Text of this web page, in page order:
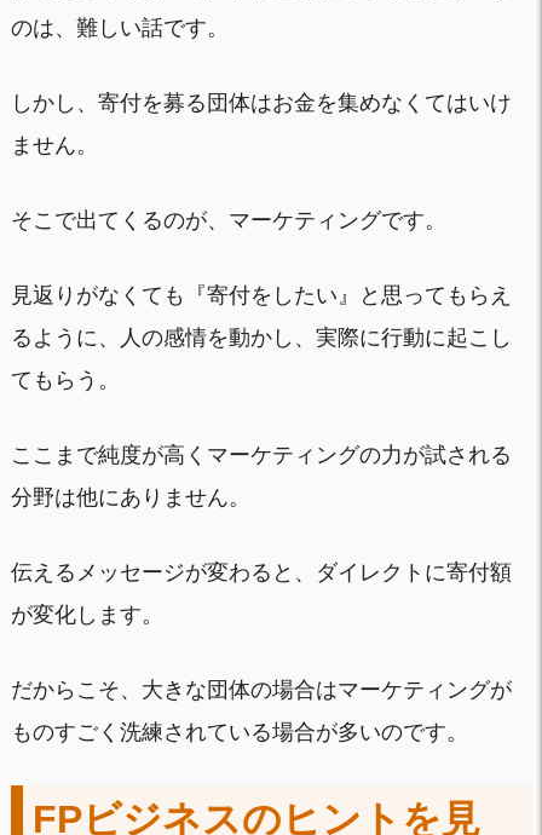
のは、難しい話です。
しかし、寄付を募る団体はお金を集めなくてはいけ
ません。
そこで出てくるのが、マーケティングです。
見返りがなくても『寄付をしたい』と思ってもらえ
るように、人の感情を動かし、実際に行動に起こし
てもらう。
ここまで純度が高くマーケティングの力が試される
分野は他にありません。
伝えるメッセージが変わると、ダイレクトに寄付額
が変化します。
だからこそ、大きな団体の場合はマーケティングが
ものすごく洗練されている場合が多いのです。
FPビジネスのヒントを見